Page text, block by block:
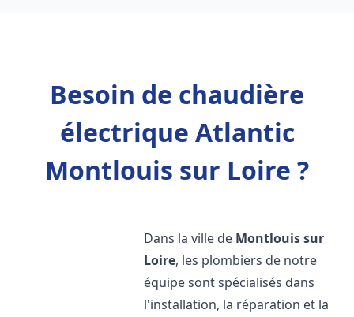
Besoin de chaudière
électrique Atlantic
Montlouis sur Loire ?
Dans la ville de Montlouis sur
Loire, les plombiers de notre
équipe sont spécialisés dans
l'installation, la réparation et la